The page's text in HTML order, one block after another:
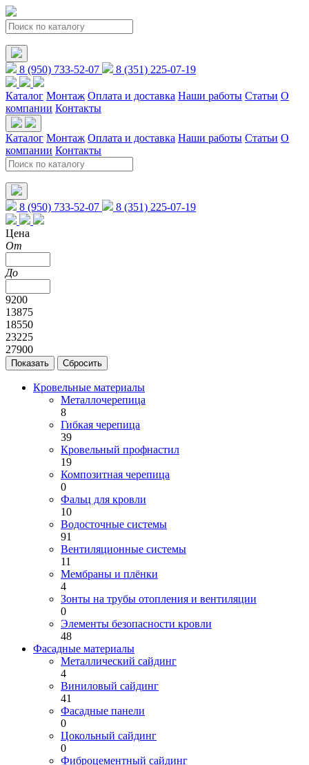
8 (950) 733-52-07 8 (351) 225-07-19
Каталог Монтаж Оплата и доставка Наши работы Статьи О
компании Контакты
Каталог Монтаж Оплата и доставка Наши работы Статьи О
компании Контакты
8 (950) 733-52-07 8 (351) 225-07-19
Цена
От
До
9200
13875
18550
23225
27900
Кровельные материалы
Металлочерепица
8
Гибкая черепица
39
Кровельный профнастил
19
Композитная черепица
0
Фальц для кровли
10
Водосточные системы
91
Вентиляционные системы
11
Мембраны и плёнки
4
Зонты на трубы отопления и вентиляции
0
Элементы безопасности кровли
48
Фасадные материалы
Металлический сайдинг
4
Виниловый сайдинг
41
Фасадные панели
0
Цокольный сайдинг
0
Фиброцементный сайдинг